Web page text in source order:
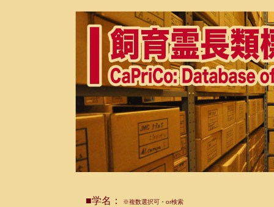
■学名： ※複数選択可・or検索